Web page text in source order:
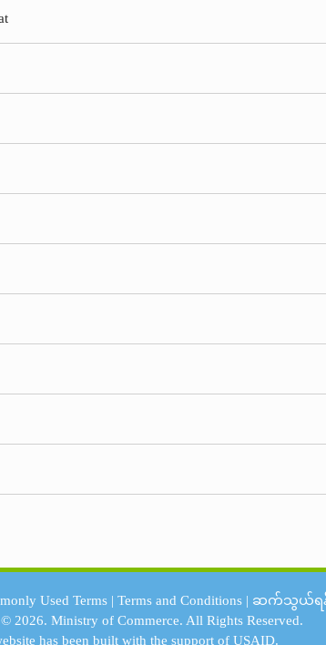
Used Terms| Terms and Conditions| ဆက်သွယ်ရ
© 2026.Ministry of Commerce. All Rights Reserved.
has been built with the support ofUSAID.